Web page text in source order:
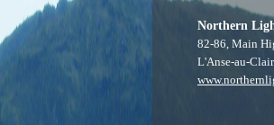
Northern
82-86, Main
L'Anse-au-